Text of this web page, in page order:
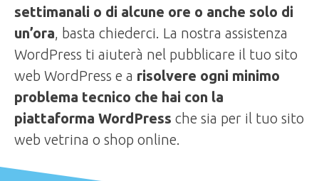
settimanali o di alcune ore o anche solo di
un’ora, basta chiederci. La nostra assistenza
WordPress ti aiuterà nel pubblicare il tuo sito
web WordPress e a risolvere ogni minimo
problema tecnico che hai con la
piattaforma WordPress che sia per il tuo sito
web vetrina o shop online.